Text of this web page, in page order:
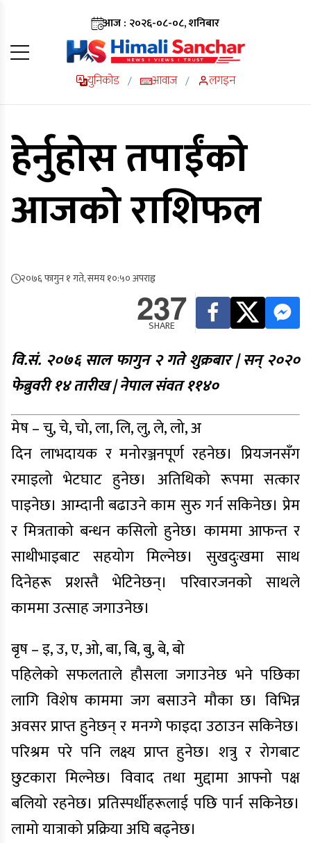
आज : २०२६-०८-०८, शनिबार
युनिकोड / आवाज / लगइन
हेर्नुहोस तपाईंको
आजको राशिफल
२०७६ फागुन १ गते, समय १०:५० अपराह्न
237
SHARE
वि.सं. २०७६ साल फागुन २ गते शुक्रबार | सन् २०२०
फेब्रुवरी १४ तारीख | नेपाल संवत ११४०
मेष – चु, चे, चो, ला, लि, लु, ले, लो, अ
दिन लाभदायक र मनोरञ्जनपूर्ण रहनेछ। प्रियजनसँग
रमाइलो भेटघाट हुनेछ। अतिथिको रूपमा सत्कार
पाइनेछ। आम्दानी बढाउने काम सुरु गर्न सकिनेछ। प्रेम
र मित्रताको बन्धन कसिलो हुनेछ। काममा आफन्त र
साथीभाइबाट सहयोग मिल्नेछ। सुखदुःखमा साथ
दिनेहरू प्रशस्तै भेटिनेछन्। परिवारजनको साथले
काममा उत्साह जगाउनेछ।
बृष – इ, उ, ए, ओ, बा, बि, बु, बे, बो
पहिलेको सफलताले हौसला जगाउनेछ भने पछिका
लागि विशेष काममा जग बसाउने मौका छ। विभिन्न
अवसर प्राप्त हुनेछन् र मनग्गे फाइदा उठाउन सकिनेछ।
परिश्रम परे पनि लक्ष्य प्राप्त हुनेछ। शत्रु र रोगबाट
छुटकारा मिल्नेछ। विवाद तथा मुद्दामा आफ्नो पक्ष
बलियो रहनेछ। प्रतिस्पर्धीहरूलाई पछि पार्न सकिनेछ।
लामो यात्राको प्रक्रिया अघि बढ्नेछ।